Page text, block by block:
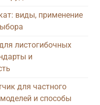
виды, применение
листогибочных
и
для частного
и способы